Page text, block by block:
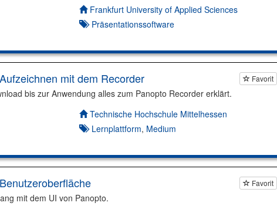
Autor*in:
Frankfurt University of Applied Sciences
Präsentationssoftware
Favorit
mit dem Recorder
bis zur Anwendung alles zum Panopto Recorder erklärt.
Autor*in:
Technische Hochschule Mittelhessen
Lernplattform, Medium
Favorit
mit dem UI von Panopto.